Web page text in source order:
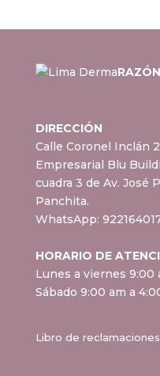
DIRECCIÓN
Calle Coronel Inclán
Empresarial Blu
cuadra 3 de Av. José
Panchita.
WhatsApp:
HORARIO DE
Lunes a viernes 9:00
Sábado 9:00 am a
Libro de reclamaciones